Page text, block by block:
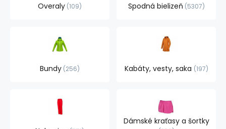
Overaly 109 Spodná bielizeň 5307
Bundy 256 Kabáty, vesty, saka 197
Dámské kraťasy a šortky